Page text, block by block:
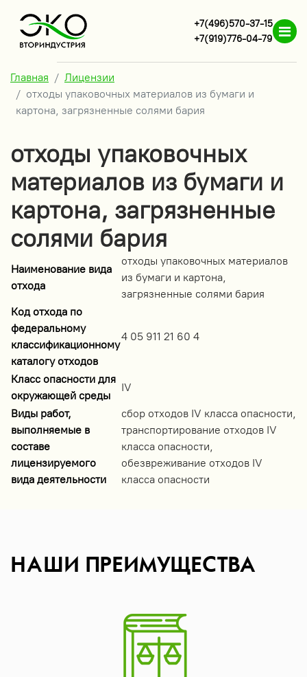
+7(496)570-37-15
+7(919)776-04-79
Главная
Лицензии
отходы упаковочных материалов из бумаги и
картона, загрязненные солями бария
отходы упаковочных
материалов из бумаги и
картона, загрязненные
солями бария
Наименование вида
отхода
отходы упаковочных материалов
из бумаги и картона,
загрязненные солями бария
Код отхода по
федеральному
классификационному
каталогу отходов
4 05 911 21 60 4
Класс опасности для
окружающей среды
IV
Виды работ,
выполняемые в
составе
лицензируемого
вида деятельности
сбор отходов IV класса опасности,
транспортирование отходов IV
класса опасности,
обезвреживание отходов IV
класса опасности
НАШИ ПРЕИМУЩЕСТВА